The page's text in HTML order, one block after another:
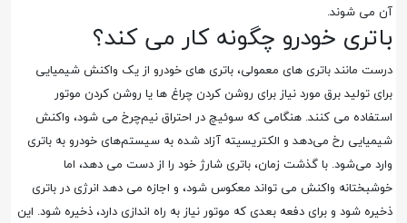
آن می شوند.
باتری خودرو چگونه کار می کند؟
درست مانند باتری های معمولی، باتری های خودرو از یک واکنش شیمیایی
برای تولید برق مورد نیاز برای روشن کردن چراغ ها یا روشن کردن موتور
استفاده می کنند. هنگامی که سوئیچ در احتراق نیم‌چرخ می ‌شود، واکنش
شیمیایی رخ می‌دهد و الکتریسیته آزاد شده به سیستم‌های خودرو به باتری
وارد می‌شود. با گذشت زمان، باتری شارژ خود را از دست می دهد، اما
خوشبختانه واکنش می تواند معکوس شود، و اجازه می دهد انرژی در باتری
ذخیره شود و برای دفعه بعدی که موتور نیاز به راه اندازی دارد، ذخیره شود. این